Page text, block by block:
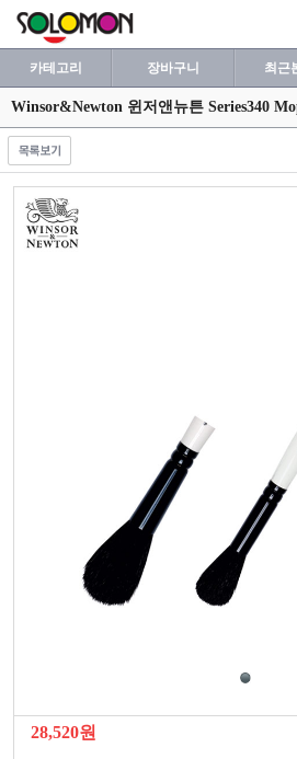
카테고리 장바구니 최근
Winsor&Newton 윈저앤뉴튼 Series340
28,520원